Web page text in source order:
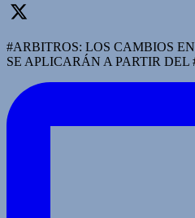
#ARBITROS: LOS CAMBIOS
SE APLICARÁN A PARTIR